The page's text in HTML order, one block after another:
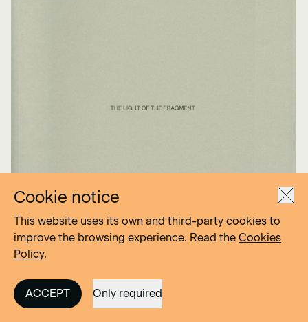
Cookie notice
This website uses its own and third-party cookies to
improve the browsing experience. Read the Cookies
Policy.
ACCEPT Only required